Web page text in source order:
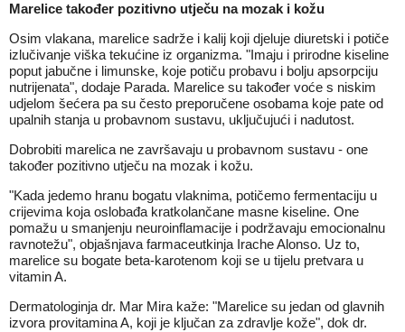
Marelice također pozitivno utječu na mozak i kožu
Osim vlakana, marelice sadrže i kalij koji djeluje diuretski i potiče
izlučivanje viška tekućine iz organizma. "Imaju i prirodne kiseline
poput jabučne i limunske, koje potiču probavu i bolju apsorpciju
nutrijenata", dodaje Parada. Marelice su također voće s niskim
udjelom šećera pa su često preporučene osobama koje pate od
upalnih stanja u probavnom sustavu, uključujući i nadutost.
Dobrobiti marelica ne završavaju u probavnom sustavu - one
također pozitivno utječu na mozak i kožu.
"Kada jedemo hranu bogatu vlaknima, potičemo fermentaciju u
crijevima koja oslobađa kratkolančane masne kiseline. One
pomažu u smanjenju neuroinflamacije i podržavaju emocionalnu
ravnotežu", objašnjava farmaceutkinja Irache Alonso. Uz to,
marelice su bogate beta-karotenom koji se u tijelu pretvara u
vitamin A.
Dermatologinja dr. Mar Mira kaže: "Marelice su jedan od glavnih
izvora provitamina A, koji je ključan za zdravlje kože", dok dr.